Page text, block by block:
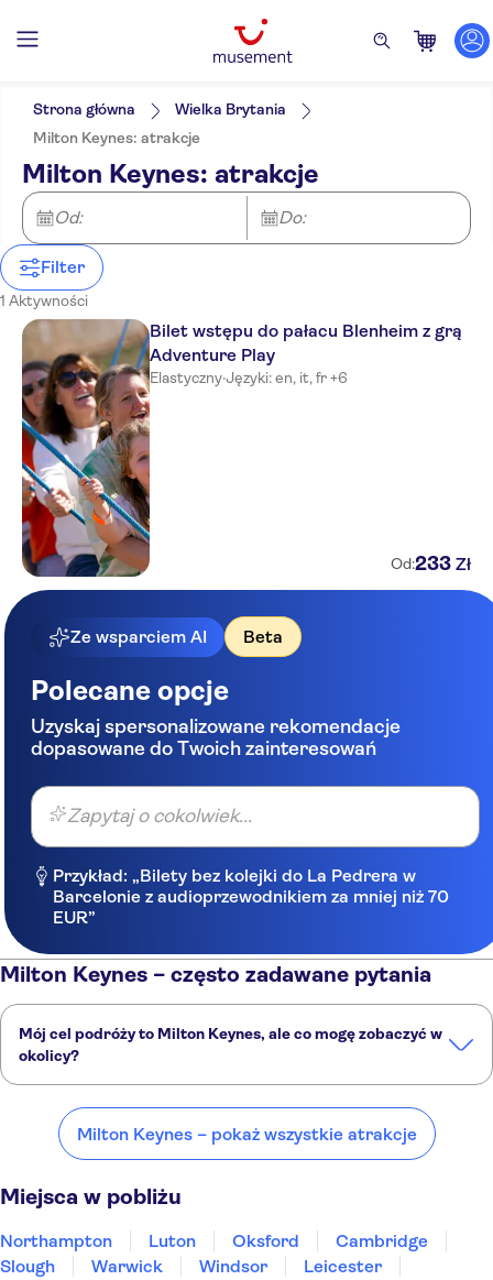
Filtry
Min.
Bilet
Wliczone są opłaty za wstęp
Wycieczka z Audioprzewodnikiem
E-Voucher
Natychmiastowe potwierdzenie
Kategorie
Karty turystyczne
Niemiecki
Fiński
Francuski
Japoński
Holenderski
Chiński
Strona główna
Wielka Brytania
Milton Keynes: atrakcje
Milton Keynes: atrakcje
Od: Do:
Filter
1 Aktywności
Bilet wstępu do pałacu Blenheim z grą
Adventure Play
Elastyczny·Języki: en, it, fr +6
Od:233 Zł
Ze wsparciem AI Beta
Polecane opcje
Uzyskaj spersonalizowane rekomendacje
dopasowane do Twoich zainteresowań
Zapytaj o cokolwiek...
Przykład: „Bilety bez kolejki do La Pedrera w
Barcelonie z audioprzewodnikiem za mniej niż 70
EUR”
Milton Keynes – często zadawane pytania
Mój cel podróży to Milton Keynes, ale co mogę zobaczyć w
okolicy?
się ciekawe miejsca, takie jak:
Northampton Luton Oksford Cambridge
Milton Keynes – pokaż wszystkie atrakcje
Miejsca w pobliżu
Northampton Luton Oksford
Cambridge
Slough
Warwick Windsor
Leicester